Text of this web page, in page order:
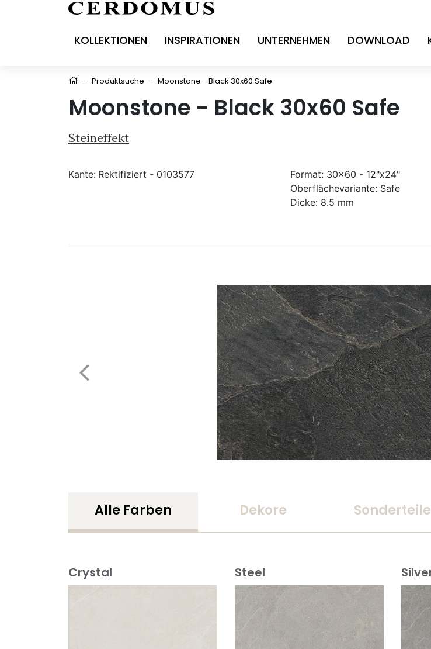
KOLLEKTIONEN INSPIRATIONEN UNTERNEHMEN DOWNLOAD
- Produktsuche - Moonstone - Black 30x60 Safe
Moonstone - Black 30x60 Safe
Steineffekt
Kante: Rektifiziert - 0103577 Format: 30x60 - 12"x24"
Oberflächevariante: Safe
Dicke: 8.5 mm
Alle Farben Dekore Sonderteile
Crystal Steel